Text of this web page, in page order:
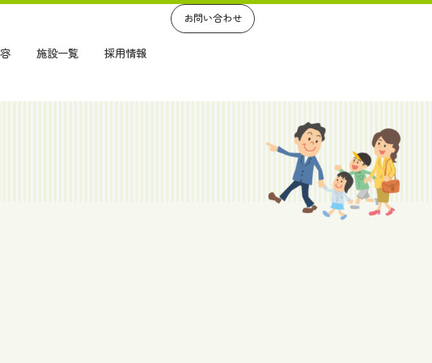
施設一覧 採用情報
お問い合わせ